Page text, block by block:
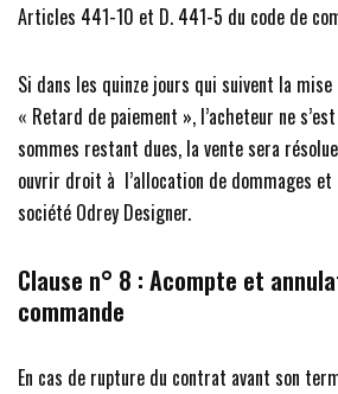
Articles 441-10 et D. 441-5 du code de
Si dans les quinze jours qui suivent la
« Retard de paiement », l’acheteur ne
sommes restant dues, la vente sera
ouvrir droit à l’allocation de dommages
société Odrey Designer.
Clause n° 8 : Acompte et
commande
En cas de rupture du contrat avant son